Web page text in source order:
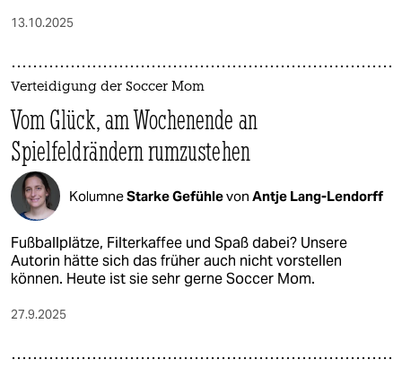
13.10.2025
Verteidigung der Soccer Mom
Vom Glück, am Wochenende an
Spielfeldrändern rumzustehen
KolumneStarke Gefühlevon Antje Lang-Lendorff
Fußballplätze, Filterkaffee und Spaß dabei? Unsere
Autorin hätte sich das früher auch nicht vorstellen
können. Heute ist sie sehr gerne Soccer Mom.
27.9.2025